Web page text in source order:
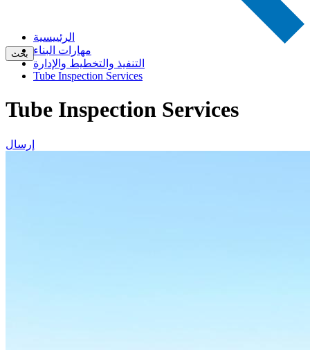
بحث
الرئييسية
مهارات البناء
التنفيذ والتخطيط والإدارة
Tube Inspection Services
Tube Inspection Services
إرسال